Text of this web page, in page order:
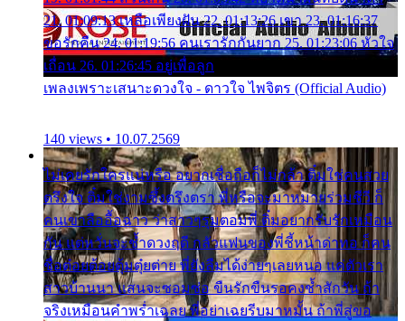
21. 01:09:13 เหลือเพียงฝัน 22. 01:13:26 เขา 23. 01:16:37
ขอรักคืน 24. 01:19:56 คนเรารักกันยาก 25. 01:23:06 หัวใจ
เถื่อน 26. 01:26:45 อยู่เพื่อลูก
เพลงเพราะเสนาะดวงใจ - ดาวใจ ไพจิตร (Official Audio)
140 views • 10.07.2569
ไม่เคยรักใครแน่หรือ อยากเชื่อถือก็ไม่กล้า ติ๋มใช่คนสวย
ตรึงใจ ติ๋มใช่งามซึ้งตรึงตรา พี่หรือจะมาหมายร่วมชีวี ก็
คนเขาลืออื้อฉาว ว่าสาวๆรุมตอมพี่ ติ๋มอยากรับรักเหมือน
กัน แต่หวั่นจะช้ำดวงฤดี กลัวแฟนของพี่ชี้หน้าด่าทอ ก็คน
ชื่อต๋อยต้อยตุ้มตุ๋ยต่าย พี่ยังลืมได้ง่ายๆเลยหนอ แค่ตัวเรา
สาวบ้านนา แสนจะซอมซ่อ ขืนรักขืนรอคงช้ำสักวัน ถ้า
จริงเหมือนคำพร่ำเฉลย พี่อย่าเฉยรีบมาหมั้น ถ้าพี่สู่ขอ